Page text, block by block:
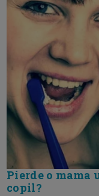
Pierde o mama
copil?